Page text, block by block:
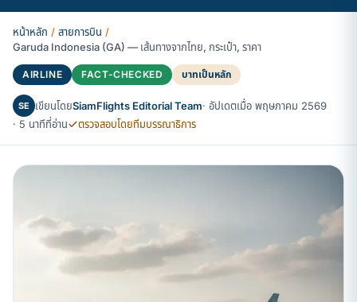
หน้าหลัก / สายการบิน /
Garuda Indonesia (GA) — เส้นทางจากไทย, กระเป๋า, ราคา
AIRLINE FACT-CHECKED บาทเป็นหลัก
SE เขียนโดยSiamFlights Editorial Team· อัปเดตเมื่อ พฤษภาคม 2569
· 5 นาทีที่อ่าน
ตรวจสอบโดยทีมบรรณาธิการ